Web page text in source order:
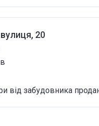
20
від забудовника